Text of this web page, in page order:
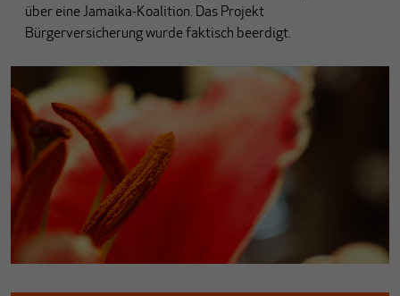
über eine Jamaika-Koalition. Das Projekt
Bürgerversicherung wurde faktisch beerdigt.